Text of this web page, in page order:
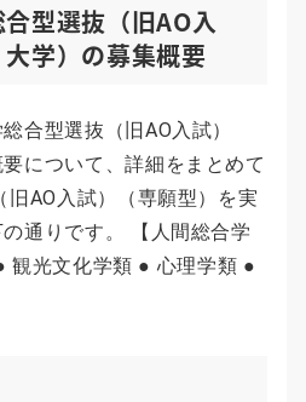
型選抜（旧AO入
学）の募集概要
合型選抜（旧AO入試）
要について、詳細をまとめて
旧AO入試）（専願型）を実
通りです。 【人間総合学
観光文化学類 ● 心理学類 ●